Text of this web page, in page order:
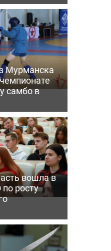
Мурманска
самбо в
вошла в
росту